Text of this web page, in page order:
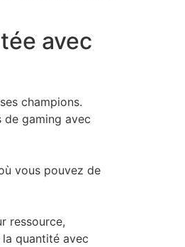
avec
champions.
de gaming avec
vous pouvez de
ressource,
quantité avec